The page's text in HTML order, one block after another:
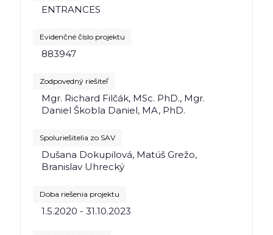
ENTRANCES
Evidenčné číslo projektu
883947
Zodpovedný riešiteľ
Mgr. Richard Filčák, MSc. PhD., Mgr.
Daniel Škobla Daniel, MA, PhD.
Spoluriešitelia zo SAV
Dušana Dokupilová, Matúš Grežo,
Branislav Uhrecký
Doba riešenia projektu
1.5.2020 - 31.10.2023